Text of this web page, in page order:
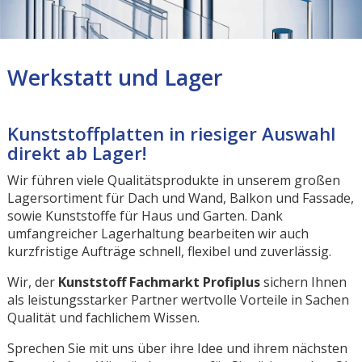
Werkstatt und Lager
Kunststoffplatten in riesiger Auswahl
direkt ab Lager!
Wir führen viele Qualitätsprodukte in unserem großen
Lagersortiment für Dach und Wand, Balkon und Fassade,
sowie Kunststoffe für Haus und Garten. Dank
umfangreicher Lagerhaltung bearbeiten wir auch
kurzfristige Aufträge schnell, flexibel und zuverlässig.
Wir, der Kunststoff Fachmarkt Profiplussichern Ihnen
als leistungsstarker Partner wertvolle Vorteile in Sachen
Qualität und fachlichem Wissen.
Sprechen Sie mit uns über ihre Idee und ihrem nächsten